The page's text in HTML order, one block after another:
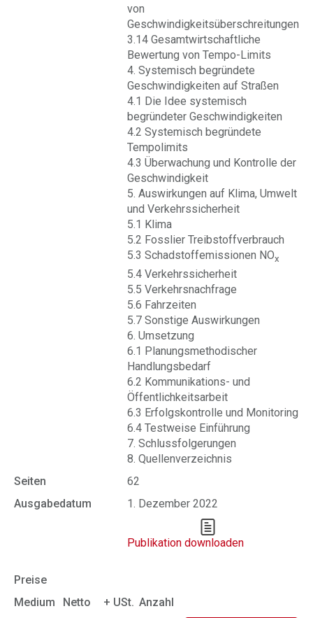
von
Geschwindigkeitsüberschreitungen
3.14 Gesamtwirtschaftliche
Bewertung von Tempo-Limits
4. Systemisch begründete
Geschwindigkeiten auf Straßen
4.1 Die Idee systemisch
begründeter Geschwindigkeiten
4.2 Systemisch begründete
Tempolimits
4.3 Überwachung und Kontrolle der
Geschwindigkeit
5. Auswirkungen auf Klima, Umwelt
und Verkehrssicherheit
5.1 Klima
5.2 Fosslier Treibstoffverbrauch
5.3 Schadstoffemissionen NOx
5.4 Verkehrssicherheit
5.5 Verkehrsnachfrage
5.6 Fahrzeiten
5.7 Sonstige Auswirkungen
6. Umsetzung
6.1 Planungsmethodischer
Handlungsbedarf
6.2 Kommunikations- und
Öffentlichkeitsarbeit
6.3 Erfolgskontrolle und Monitoring
6.4 Testweise Einführung
7. Schlussfolgerungen
8. Quellenverzeichnis
Seiten
62
Ausgabedatum
1. Dezember 2022
Publikation downloaden
Preise
Medium
Netto + USt. Anzahl